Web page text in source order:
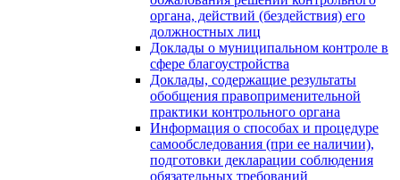
органа, действий (бездействия) его
должностных лиц
Доклады о муниципальном контроле в
сфере благоустройства
Доклады, содержащие результаты
обобщения правоприменительной
практики контрольного органа
Информация о способах и процедуре
самообследования (при ее наличии),
подготовки декларации соблюдения
обязательных требований